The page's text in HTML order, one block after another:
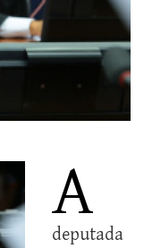
A
deputada